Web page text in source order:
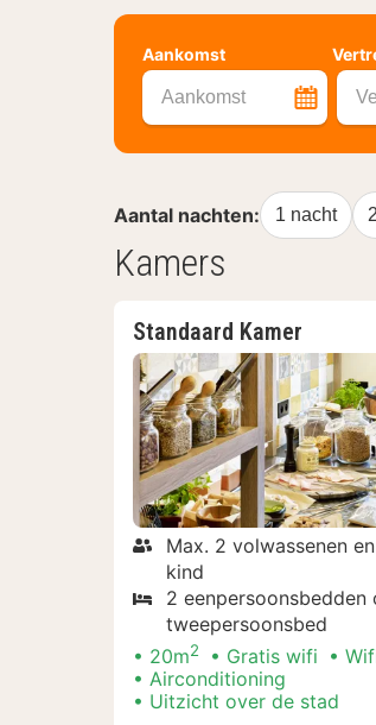
Aankomst
Aankomst
Aantal nachten: 1 nacht
Kamers
Standaard Kamer
Max. 2 volwassenen en
kind
2 eenpersoonsbedden
tweepersoonsbed
20m2 Gratis wifi
Airconditioning
Uitzicht over de stad